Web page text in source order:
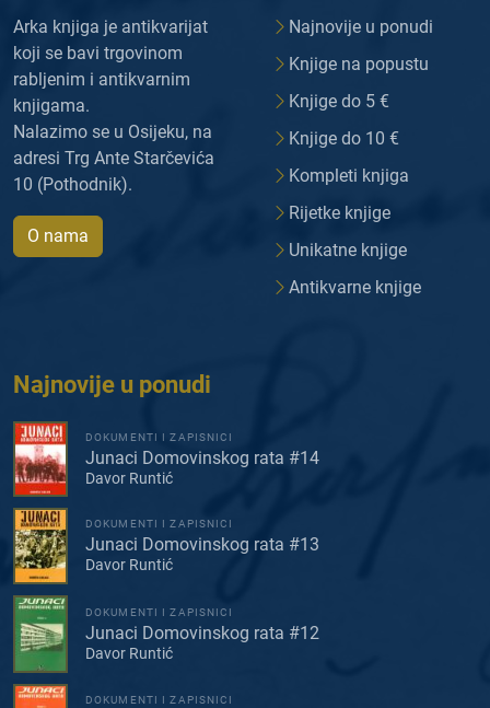
Arka knjiga je antikvarijat
koji se bavi trgovinom
rabljenim i antikvarnim
knjigama.
Nalazimo se u Osijeku, na
adresi Trg Ante Starčevića
10 (Pothodnik).
O nama
Najnovije u ponudi
Knjige na popustu
Knjige do 5 €
Knjige do 10 €
Kompleti knjiga
Rijetke knjige
Unikatne knjige
Antikvarne knjige
Najnovije u ponudi
DOKUMENTI I ZAPISNICI
Junaci Domovinskog rata #14
Davor Runtić
DOKUMENTI I ZAPISNICI
Junaci Domovinskog rata #13
Davor Runtić
DOKUMENTI I ZAPISNICI
Junaci Domovinskog rata #12
Davor Runtić
DOKUMENTI I ZAPISNICI